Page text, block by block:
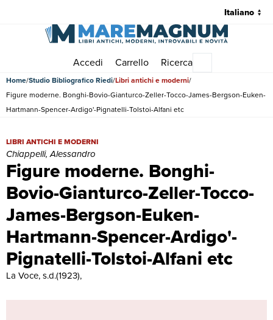
Accedi Carrello Ricerca
Home Studio Bibliografico Riedi Libri antichi e moderni
Figure moderne. Bonghi-Bovio-Gianturco-Zeller-Tocco-James-Bergson-Euken-
Hartmann-Spencer-Ardigo'-Pignatelli-Tolstoi-Alfani etc
Figure moderne. Bonghi-
Bovio-Gianturco-Zeller-Tocco-
James-Bergson-Euken-
Hartmann-Spencer-Ardigo'-
Pignatelli-Tolstoi-Alfani etc
Figure moderne. Bonghi-Bovio-Gianturco-Zeller-Tocco-James-
LIBRI ANTICHI E MODERNI
Chiappelli, Alessandro
La Voce, s.d.(1923),